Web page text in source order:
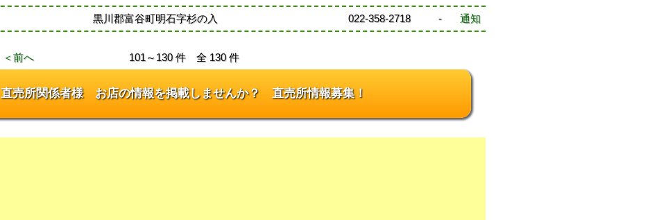
黒川郡富谷町明石字杉の入 022-358-2718 - 通知
＜前へ 101～130 件 全 130 件
直売所関係者様 お店の情報を掲載しませんか？ 直売所情報募集！